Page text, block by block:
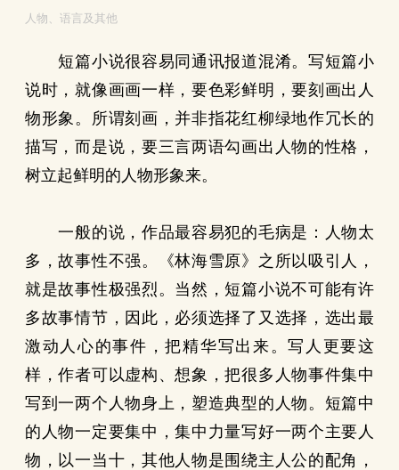
人物、语言及其他
短篇小说很容易同通讯报道混淆。写短篇小
说时，就像画画一样，要色彩鲜明，要刻画出人
物形象。所谓刻画，并非指花红柳绿地作冗长的
描写，而是说，要三言两语勾画出人物的性格，
树立起鲜明的人物形象来。
一般的说，作品最容易犯的毛病是：人物太
多，故事性不强。《林海雪原》之所以吸引人，
就是故事性极强烈。当然，短篇小说不可能有许
多故事情节，因此，必须选择了又选择，选出最
激动人心的事件，把精华写出来。写人更要这
样，作者可以虚构、想象，把很多人物事件集中
写到一两个人物身上，塑造典型的人物。短篇中
的人物一定要集中，集中力量写好一两个主要人
物，以一当十，其他人物是围绕主人公的配角，